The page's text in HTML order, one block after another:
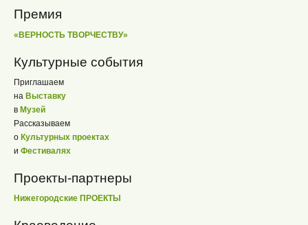
Премия
«ВЕРНОСТЬ ТВОРЧЕСТВУ»
Культурные события
Приглашаем
на Выставку
в Музей
Рассказываем
о Культурных проектах
и Фестивалях
Проекты-партнеры
Нижегородские ПРОЕКТЫ